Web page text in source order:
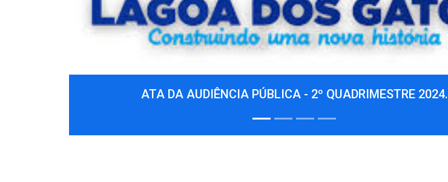
ATA DA AUDIÊNCIA PÚBLICA - 1º QUADRIMESTRE 2024.